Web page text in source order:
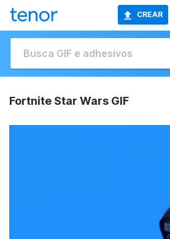
CREAR
Fortnite Star Wars GIF